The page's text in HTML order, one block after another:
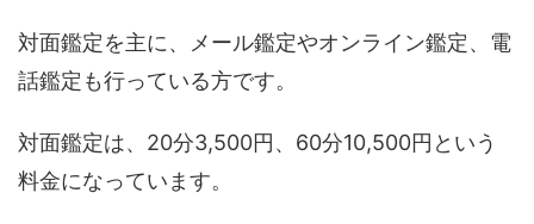
対面鑑定を主に、メール鑑定やオンライン鑑定、電
話鑑定も行っている方です。
対面鑑定は、20分3,500円、60分10,500円という
料金になっています。